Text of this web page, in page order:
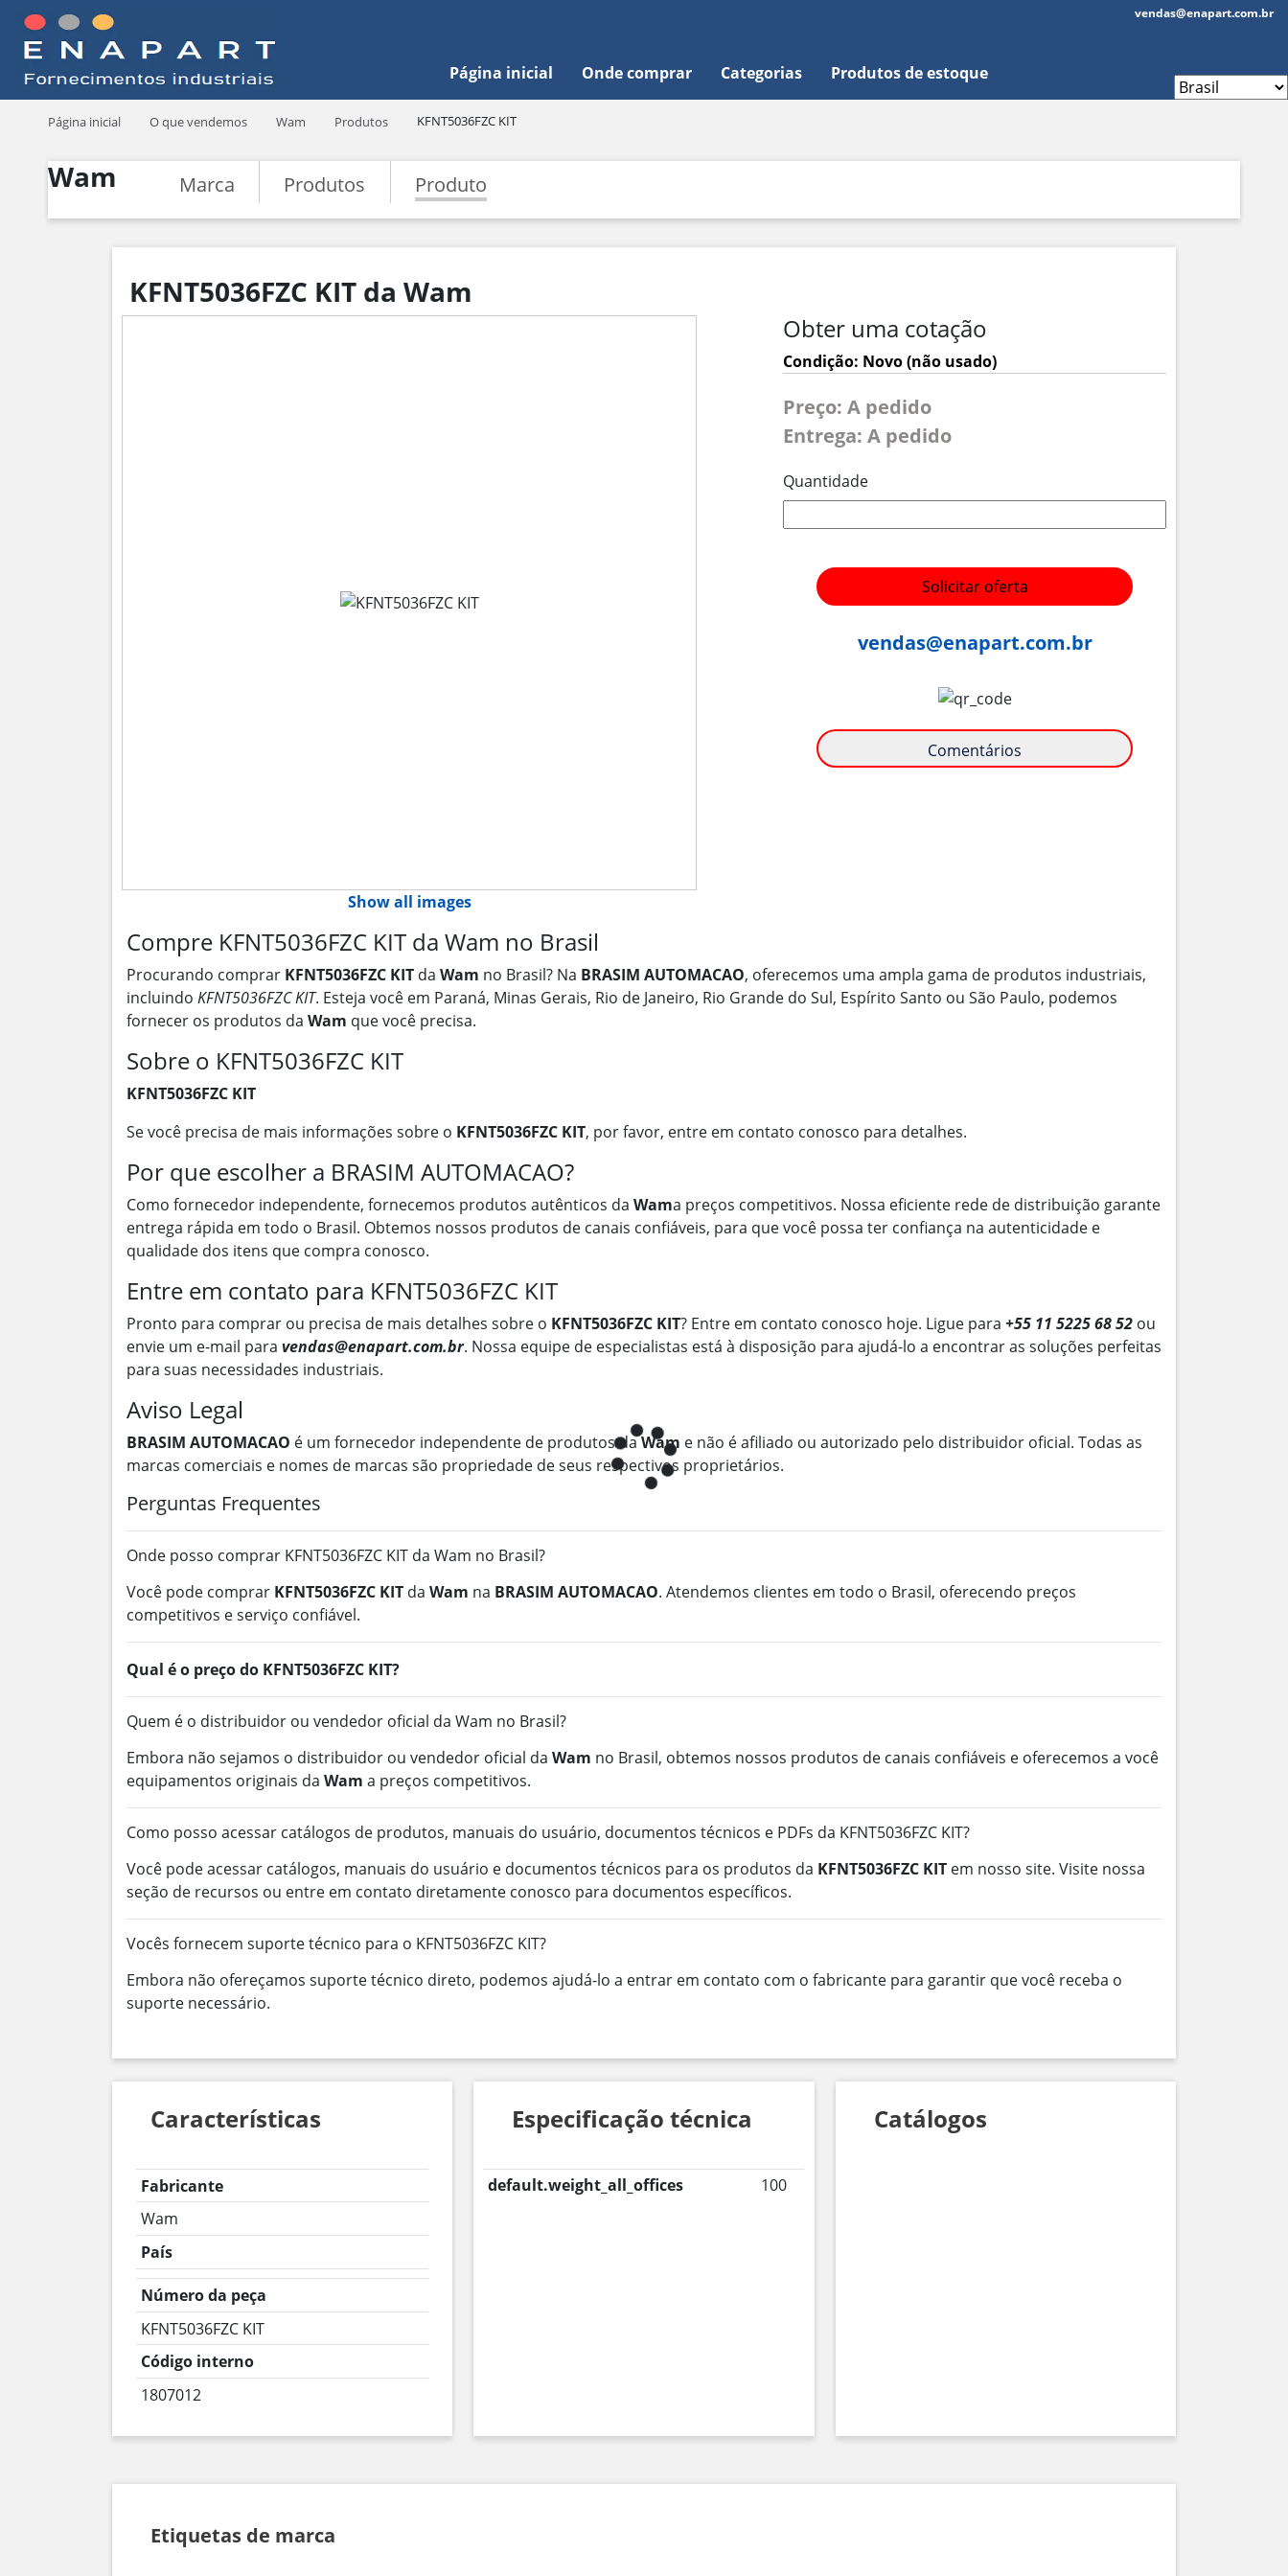
Página inicial Onde comprar Categorias Produtos de estoque
vendas@enapart.com.br
Página inicial O que vendemos Wam Produtos KFNT5036FZC KIT
Wam Marca Produtos Produto
KFNT5036FZC KIT da Wam
Show all images
Obter uma cotação
Condição: Novo (não usado)
Preço: A pedido
Entrega: A pedido
Quantidade
Solicitar oferta
vendas@enapart.com.br
Comentários
Compre KFNT5036FZC KIT da Wam no Brasil
Procurando comprar KFNT5036FZC KIT da Wam no Brasil? Na BRASIM AUTOMACAO, oferecemos uma ampla gama de produtos industriais,
incluindo KFNT5036FZC KIT. Esteja você em Paraná, Minas Gerais, Rio de Janeiro, Rio Grande do Sul, Espírito Santo ou São Paulo, podemos
fornecer os produtos da Wam que você precisa.
Sobre o KFNT5036FZC KIT
KFNT5036FZC KIT
Se você precisa de mais informações sobre o KFNT5036FZC KIT, por favor, entre em contato conosco para detalhes.
Por que escolher a BRASIM AUTOMACAO?
Como fornecedor independente, fornecemos produtos autênticos da Wama preços competitivos. Nossa eficiente rede de distribuição garante
entrega rápida em todo o Brasil. Obtemos nossos produtos de canais confiáveis, para que você possa ter confiança na autenticidade e
qualidade dos itens que compra conosco.
Entre em contato para KFNT5036FZC KIT
Pronto para comprar ou precisa de mais detalhes sobre o KFNT5036FZC KIT? Entre em contato conosco hoje. Ligue para +55 11 5225 68 52 ou
envie um e-mail para vendas@enapart.com.br. Nossa equipe de especialistas está à disposição para ajudá-lo a encontrar as soluções perfeitas
para suas necessidades industriais.
Aviso Legal
BRASIM AUTOMACAO é um fornecedor independente de produtos daWam e não é afiliado ou autorizado pelo distribuidor oficial. Todas as
marcas comerciais e nomes de marcas são propriedade de seus respectivos proprietários.
Perguntas Frequentes
Onde posso comprar KFNT5036FZC KIT da Wam no Brasil?
Você pode comprar KFNT5036FZC KIT da Wam na BRASIM AUTOMACAO. Atendemos clientes em todo o Brasil, oferecendo preços
competitivos e serviço confiável.
Qual é o preço do KFNT5036FZC KIT?
Quem é o distribuidor ou vendedor oficial da Wam no Brasil?
Embora não sejamos o distribuidor ou vendedor oficial da Wam no Brasil, obtemos nossos produtos de canais confiáveis e oferecemos a você
equipamentos originais da Wam a preços competitivos.
Como posso acessar catálogos de produtos, manuais do usuário, documentos técnicos e PDFs da KFNT5036FZC KIT?
Você pode acessar catálogos, manuais do usuário e documentos técnicos para os produtos da KFNT5036FZC KIT em nosso site. Visite nossa
seção de recursos ou entre em contato diretamente conosco para documentos específicos.
Vocês fornecem suporte técnico para o KFNT5036FZC KIT?
Embora não ofereçamos suporte técnico direto, podemos ajudá-lo a entrar em contato com o fabricante para garantir que você receba o
suporte necessário.
Características
Fabricante
Wam
País
Número da peça
KFNT5036FZC KIT
Código interno
1807012
Especificação técnica
default.weight_all_offices 100
Catálogos
Etiquetas de marca